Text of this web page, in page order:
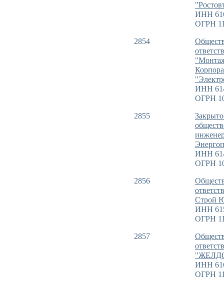
ИНН
ОГРН
2854
ИНН
ОГРН
2855
ИНН
ОГРН
2856
Строй
ИНН
ОГРН
2857
ИНН
ОГРН